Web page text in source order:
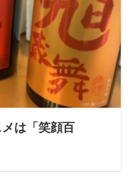
は「笑顔百